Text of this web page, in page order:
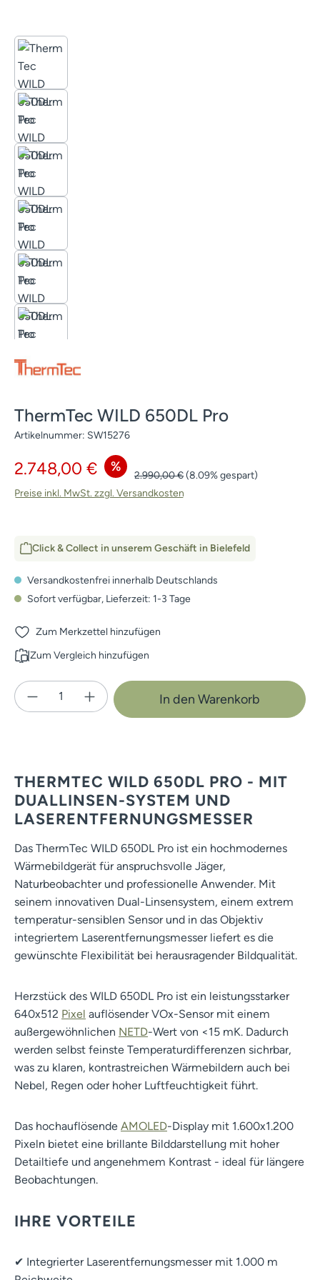
ThermTec WILD 650DL Pro
Artikelnummer: SW15276
Verkaufspreis:
2.748,00 € %
Regulärer Preis:
2.990,00 €(8.09% gespart)
Preise inkl. MwSt. zzgl. Versandkosten
Click & Collect in unserem Geschäft in Bielefeld
Versandkostenfrei innerhalb Deutschlands
Sofort verfügbar, Lieferzeit: 1-3 Tage
Zum Merkzettel hinzufügen
Zum Vergleich hinzufügen
Produkt Anzahl: Gib den gewünschten
In den Warenkorb
THERMTEC WILD 650DL PRO - MIT
DUALLINSEN-SYSTEM UND
LASERENTFERNUNGSMESSER
Das ThermTec WILD 650DL Pro ist ein hochmodernes
Wärmebildgerät für anspruchsvolle Jäger,
Naturbeobachter und professionelle Anwender. Mit
seinem innovativen Dual-Linsensystem, einem extrem
temperatur-sensiblen Sensor und in das Objektiv
integriertem Laserentfernungsmesser liefert es die
gewünschte Flexibilität bei herausragender Bildqualität.
Herzstück des WILD 650DL Pro ist ein leistungsstarker
640x512 Pixel auflösender VOx-Sensor mit einem
außergewöhnlichen NETD-Wert von <15 mK. Dadurch
werden selbst feinste Temperaturdifferenzen sichrbar,
was zu klaren, kontrastreichen Wärmebildern auch bei
Nebel, Regen oder hoher Luftfeuchtigkeit führt.
Das hochauflösende AMOLED-Display mit 1.600x1.200
Pixeln bietet eine brillante Bilddarstellung mit hoher
Detailtiefe und angenehmem Kontrast - ideal für längere
Beobachtungen.
IHRE VORTEILE
✔ Integrierter Laserentfernungsmesser mit 1.000 m